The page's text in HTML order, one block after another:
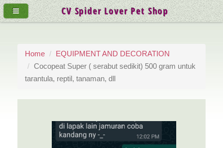
Home
EQUIPMENT AND DECORATION
Cocopeat Super ( serabut sedikit) 500 gram untuk
tarantula, reptil, tanaman, dll
CV Spider Lover Pet Shop